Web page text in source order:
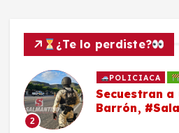
¿Te lo perdiste?
2
POLICIACA
Secuestran a
Barrón,